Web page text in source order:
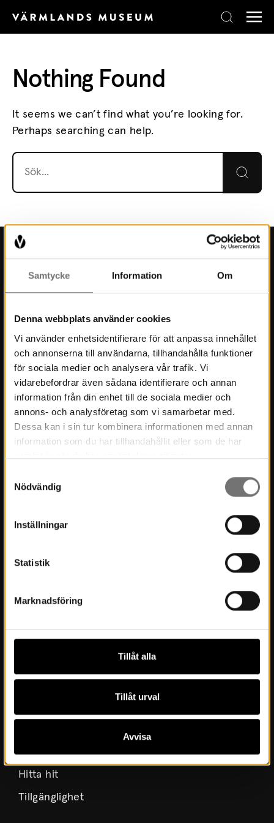
Samtycke Information Om
Denna webbplats använder cookies
Vi använder enhetsidentifierare för att anpassa innehållet
och annonserna till användarna, tillhandahålla funktioner
för sociala medier och analysera vår trafik. Vi
vidarebefordrar även sådana identifierare och annan
information från din enhet till de sociala medier och
annons- och analysföretag som vi samarbetar med.
Dessa kan i sin tur kombinera informationen med annan
information som du har tillhandahållit eller som de har
samlat in när du har använt deras tjänster.
Nödvändig
Inställningar
Statistik
Marknadsföring
Tillåt alla
Tillåt urval
Avvisa
Nothing Found
It seems we can’t find what you’re looking for.
Perhaps searching can help.
Search for:
Press
Kontakt
Kulturmiljö
Stöd Värmlands Museum
Värmlands Museiförening
Prenumerera på lärarbrev
Museets historia
Årsböcker
Besök oss
Hitta hit
Tillgänglighet